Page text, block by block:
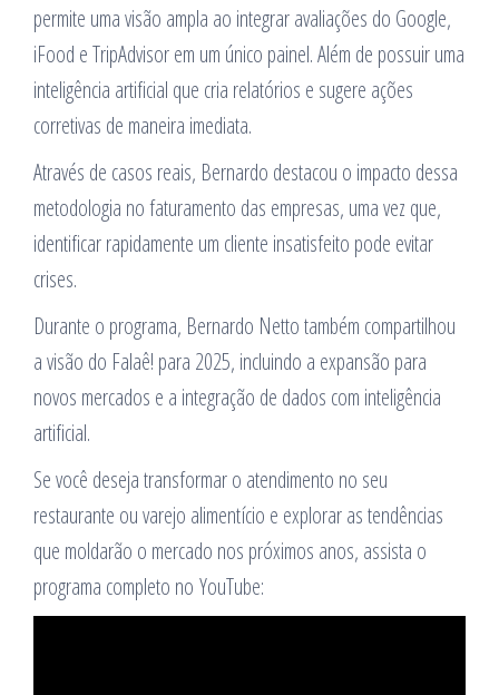
permite uma visão ampla ao integrar avaliações do Google,
iFood e TripAdvisor em um único painel. Além de possuir uma
inteligência artificial que cria relatórios e sugere ações
corretivas de maneira imediata.
Através de casos reais, Bernardo destacou o impacto dessa
metodologia no faturamento das empresas, uma vez que,
identificar rapidamente um cliente insatisfeito pode evitar
crises.
Durante o programa, Bernardo Netto também compartilhou
a visão do Falaê! para 2025, incluindo a expansão para
novos mercados e a integração de dados com inteligência
artificial.
Se você deseja transformar o atendimento no seu
restaurante ou varejo alimentício e explorar as tendências
que moldarão o mercado nos próximos anos, assista o
programa completo no YouTube: